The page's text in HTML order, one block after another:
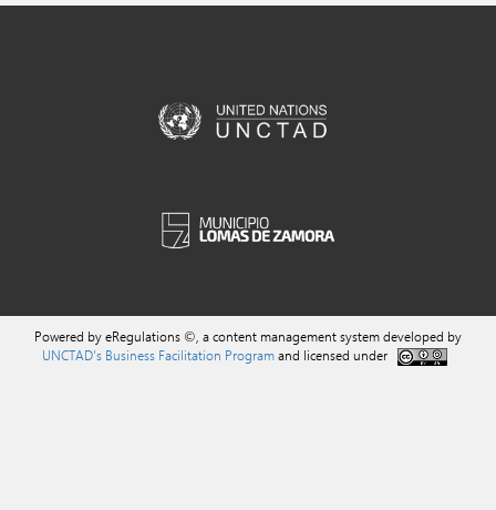
Powered by eRegulations ©, a content management system developed by
UNCTAD's Business Facilitation Programand licensed under